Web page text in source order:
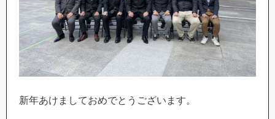
新年あけましておめでとうございます。